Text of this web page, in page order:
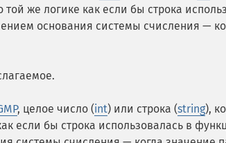
той же логике как если бы строка
основания системы счисления —
, целое число (int) или строка (string),
если бы строка использовалась в